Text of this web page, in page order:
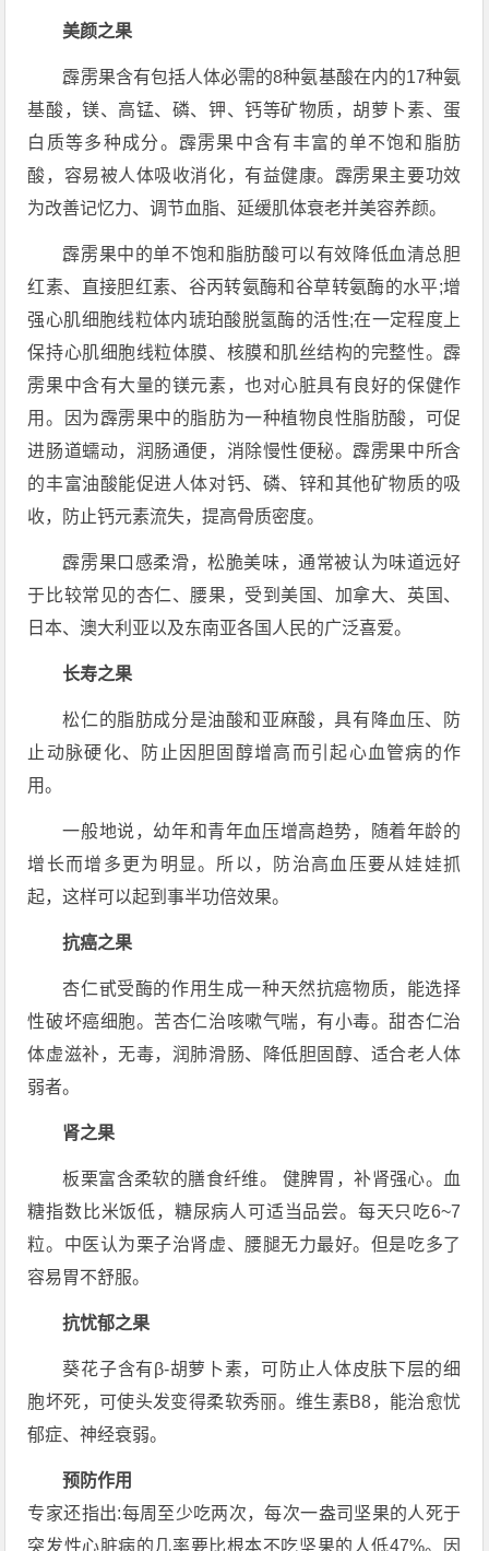
美颜之果
霹雳果含有包括人体必需的8种氨基酸在内的17种氨
基酸，镁、高锰、磷、钾、钙等矿物质，胡萝卜素、蛋
白质等多种成分。霹雳果中含有丰富的单不饱和脂肪
酸，容易被人体吸收消化，有益健康。霹雳果主要功效
为改善记忆力、调节血脂、延缓肌体衰老并美容养颜。
霹雳果中的单不饱和脂肪酸可以有效降低血清总胆
红素、直接胆红素、谷丙转氨酶和谷草转氨酶的水平;增
强心肌细胞线粒体内琥珀酸脱氢酶的活性;在一定程度上
保持心肌细胞线粒体膜、核膜和肌丝结构的完整性。霹
雳果中含有大量的镁元素，也对心脏具有良好的保健作
用。因为霹雳果中的脂肪为一种植物良性脂肪酸，可促
进肠道蠕动，润肠通便，消除慢性便秘。霹雳果中所含
的丰富油酸能促进人体对钙、磷、锌和其他矿物质的吸
收，防止钙元素流失，提高骨质密度。
霹雳果口感柔滑，松脆美味，通常被认为味道远好
于比较常见的杏仁、腰果，受到美国、加拿大、英国、
日本、澳大利亚以及东南亚各国人民的广泛喜爱。
长寿之果
松仁的脂肪成分是油酸和亚麻酸，具有降血压、防
止动脉硬化、防止因胆固醇增高而引起心血管病的作
用。
一般地说，幼年和青年血压增高趋势，随着年龄的
增长而增多更为明显。所以，防治高血压要从娃娃抓
起，这样可以起到事半功倍效果。
抗癌之果
杏仁甙受酶的作用生成一种天然抗癌物质，能选择
性破坏癌细胞。苦杏仁治咳嗽气喘，有小毒。甜杏仁治
体虚滋补，无毒，润肺滑肠、降低胆固醇、适合老人体
弱者。
肾之果
板栗富含柔软的膳食纤维。 健脾胃，补肾强心。血
糖指数比米饭低，糖尿病人可适当品尝。每天只吃6~7
粒。中医认为栗子治肾虚、腰腿无力最好。但是吃多了
容易胃不舒服。
抗忧郁之果
葵花子含有β-胡萝卜素，可防止人体皮肤下层的细
胞坏死，可使头发变得柔软秀丽。维生素B8，能治愈忧
郁症、神经衰弱。
预防作用
专家还指出:每周至少吃两次，每次一盎司坚果的人死于
突发性心脏病的几率要比根本不吃坚果的人低47%。因